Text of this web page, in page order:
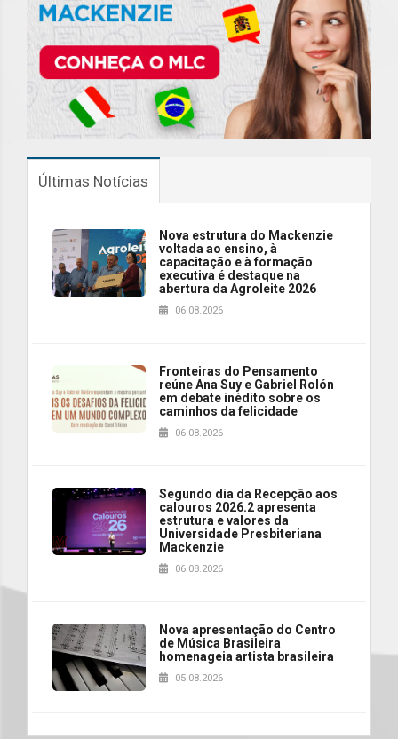
Últimas Notícias
Nova estrutura do Mackenzie
voltada ao ensino, à
capacitação e à formação
executiva é destaque na
abertura da Agroleite 2026
06.08.2026
Fronteiras do Pensamento
reúne Ana Suy e Gabriel Rolón
em debate inédito sobre os
caminhos da felicidade
06.08.2026
Segundo dia da Recepção aos
calouros 2026.2 apresenta
estrutura e valores da
Universidade Presbiteriana
Mackenzie
06.08.2026
Nova apresentação do Centro
de Música Brasileira
homenageia artista brasileira
05.08.2026